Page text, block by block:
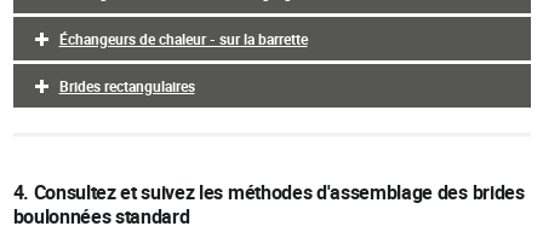
Échangeurs de chaleur - sur la barrette
Brides rectangulaires
4. Consultez et suivez les méthodes d'assemblage des brides
boulonnées standard